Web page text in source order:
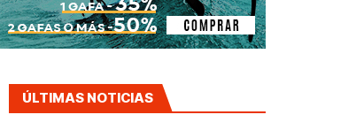
ÚLTIMAS NOTICIAS